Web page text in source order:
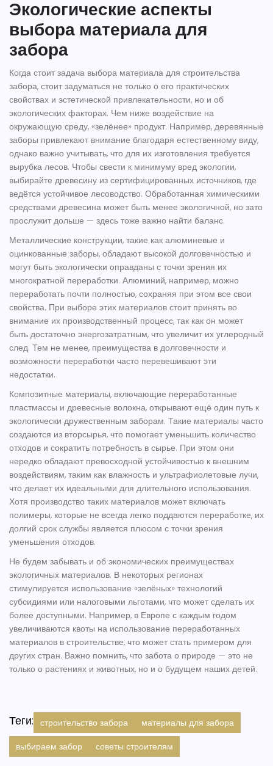
Экологические аспекты
выбора материала для
забора
Когда стоит задача выбора материала для строительства
забора, стоит задуматься не только о его практических
свойствах и эстетической привлекательности, но и об
экологических факторах. Чем ниже воздействие на
окружающую среду, «зелёнее» продукт. Например, деревянные
заборы привлекают внимание благодаря естественному виду,
однако важно учитывать, что для их изготовления требуется
вырубка лесов. Чтобы свести к минимуму вред экологии,
выбирайте древесину из сертифицированных источников, где
ведётся устойчивое лесоводство. Обработанная химическими
средствами древесина может быть менее экологичной, но зато
прослужит дольше — здесь тоже важно найти баланс.
Металлические конструкции, такие как алюминевые и
оцинкованные заборы, обладают высокой долговечностью и
могут быть экологически оправданы с точки зрения их
многократной переработки. Алюминий, например, можно
переработать почти полностью, сохраняя при этом все свои
свойства. При выборе этих материалов стоит принять во
внимание их производственный процесс, так как он может
быть достаточно энергозатратным, что увеличит их углеродный
след. Тем не менее, преимущества в долговечности и
возможности переработки часто перевешивают эти
недостатки.
Композитные материалы, включающие переработанные
пластмассы и древесные волокна, открывают ещё один путь к
экологически дружественным заборам. Такие материалы часто
создаются из вторсырья, что помогает уменьшить количество
отходов и сократить потребность в сырье. При этом они
нередко обладают превосходной устойчивостью к внешним
воздействиям, таким как влажность и ультрафиолетовые лучи,
что делает их идеальными для длительного использования.
Хотя производство таких материалов может включать
полимеры, которые не всегда легко поддаются переработке, их
долгий срок службы является плюсом с точки зрения
уменьшения отходов.
Не будем забывать и об экономических преимуществах
экологичных материалов. В некоторых регионах
стимулируется использование «зелёных» технологий
субсидиями или налоговыми льготами, что может сделать их
более доступными. Например, в Европе с каждым годом
увеличиваются квоты на использование переработанных
материалов в строительстве, что может стать примером для
других стран. Важно помнить, что забота о природе — это не
только о растениях и животных, но и о будущем наших детей.
Теги: строительство забора
материалы для забора
выбираем забор
советы строителям